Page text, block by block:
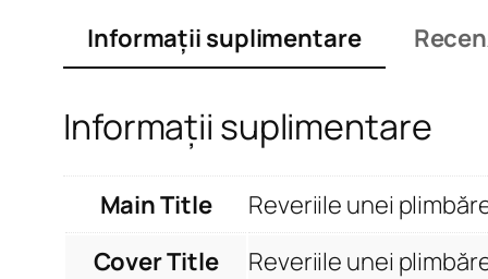
Informații suplimentare
Informații suplimentare
Main Title
Reveriile unei
Cover Title
Reveriile unei